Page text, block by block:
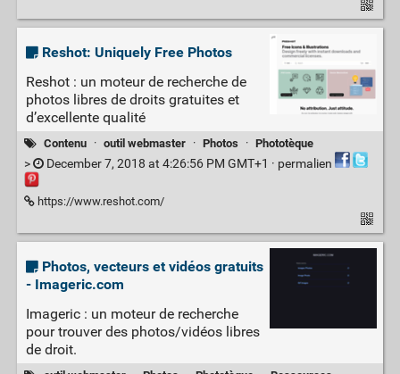
Reshot: Uniquely Free Photos
Reshot : un moteur de recherche de
photos libres de droits gratuites et
d’excellente qualité
Contenu · outil webmaster · Photos · Phototèque
> December 7, 2018 at 4:26:56 PM GMT+1 · permalien
https://www.reshot.com/
Photos, vecteurs et vidéos gratuits
- Imageric.com
Imageric : un moteur de recherche
pour trouver des photos/vidéos libres
de droit.